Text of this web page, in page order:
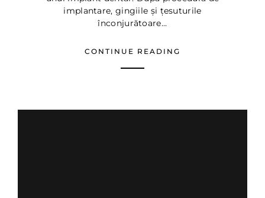
implantare, gingiile și țesuturile
înconjurătoare...
CONTINUE READING